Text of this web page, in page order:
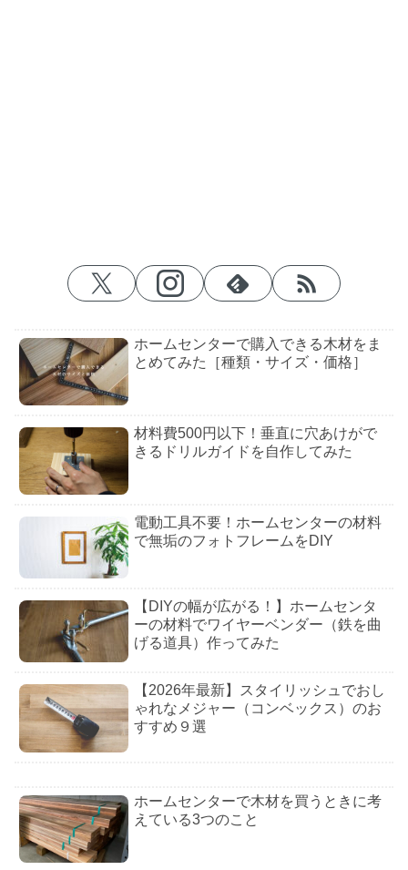
ホームセンターで購入できる木材をま
とめてみた［種類・サイズ・価格］
材料費500円以下！垂直に穴あけがで
きるドリルガイドを自作してみた
電動工具不要！ホームセンターの材料
で無垢のフォトフレームをDIY
【DIYの幅が広がる！】ホームセンタ
ーの材料でワイヤーベンダー（鉄を曲
げる道具）作ってみた
【2026年最新】スタイリッシュでおし
ゃれなメジャー（コンベックス）のお
すすめ９選
ホームセンターで木材を買うときに考
えている3つのこと